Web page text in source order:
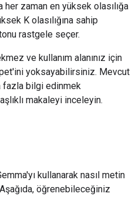
zaman en yüksek olasılığa
K olasılığına sahip
rastgele seçer.
ve kullanım alanınız için
yoksayabilirsiniz. Mevcut
fazla bilgi edinmek
makaleyi inceleyin.
kullanarak nasıl metin
öğrenebileceğiniz